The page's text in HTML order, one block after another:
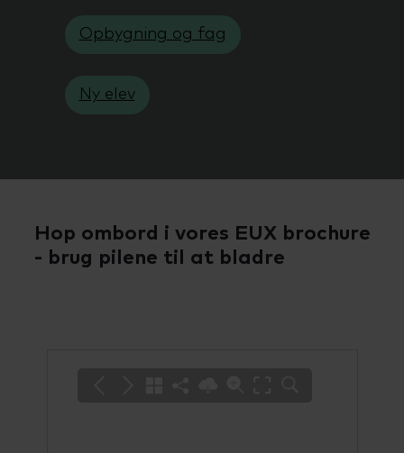
Opbygning og fag
Ny elev
Hop ombord i vores EUX brochure
- brug pilene til at bladre